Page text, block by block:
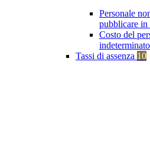
Personale
pubblicare in
Costo del
Tassi di assenza 10